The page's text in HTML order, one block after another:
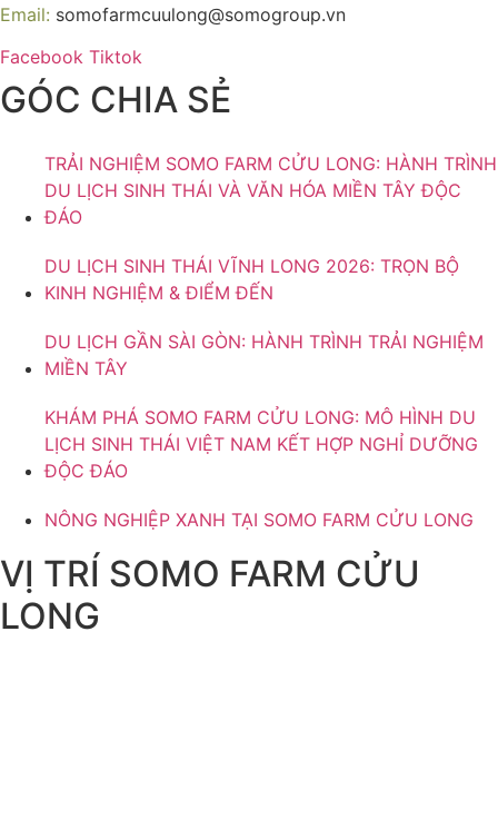
Email: somofarmcuulong@somogroup.vn
Facebook Tiktok
GÓC CHIA SẺ
TRẢI NGHIỆM SOMO FARM CỬU LONG: HÀNH TRÌNH
DU LỊCH SINH THÁI VÀ VĂN HÓA MIỀN TÂY ĐỘC
ĐÁO
DU LỊCH SINH THÁI VĨNH LONG 2026: TRỌN BỘ
KINH NGHIỆM & ĐIỂM ĐẾN
DU LỊCH GẦN SÀI GÒN: HÀNH TRÌNH TRẢI NGHIỆM
MIỀN TÂY
KHÁM PHÁ SOMO FARM CỬU LONG: MÔ HÌNH DU
LỊCH SINH THÁI VIỆT NAM KẾT HỢP NGHỈ DƯỠNG
ĐỘC ĐÁO
NÔNG NGHIỆP XANH TẠI SOMO FARM CỬU LONG
VỊ TRÍ SOMO FARM CỬU
LONG